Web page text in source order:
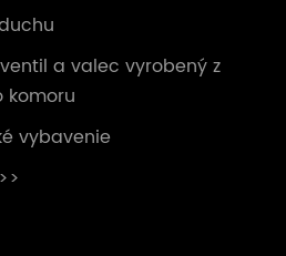
a valec vyrobený z
komoru
vybavenie